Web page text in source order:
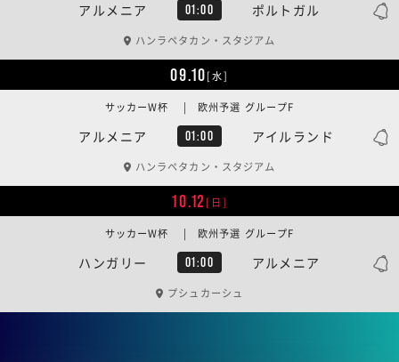
アルメニア 01:00 ポルトガル
ハンラペタカン・スタジアム
09.10[水]
アルメニア 01:00 アイルランド
サッカーW杯 | 欧州予選 グループF
ハンラペタカン・スタジアム
10.12[日]
ハンガリー 01:00 アルメニア
サッカーW杯 | 欧州予選 グループF
プシュカーシュ